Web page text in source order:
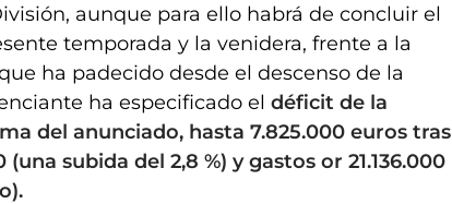
aunque para ello habrá de concluir el
temporada y la venidera, frente a la
ha padecido desde el descenso de la
ha especificado el déficit de la
del anunciado, hasta 7.825.000 euros tras
(una subida del 2,8 %) y gastos or 21.136.000